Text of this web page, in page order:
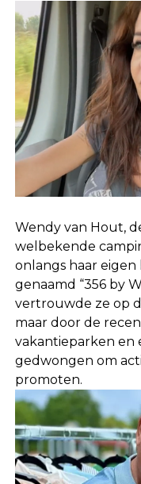
Wendy van Hout,
welbekende
onlangs haar
genaamd “356 by
vertrouwde ze op
maar door de
vakantieparken en
gedwongen om
promoten.